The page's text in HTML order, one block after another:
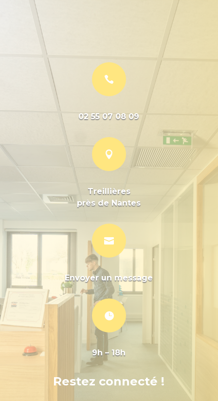

02 55 07 08 09

Treillières
près de Nantes

Envoyer un message

9h – 18h
Restez connecté !